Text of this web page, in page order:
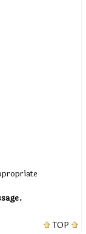
TOP